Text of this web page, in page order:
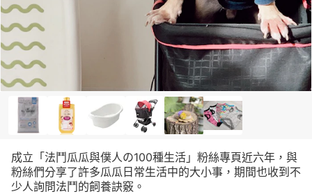
成立「法鬥瓜瓜與僕人の100種生活」粉絲專頁近六年，與
粉絲們分享了許多瓜瓜日常生活中的大小事，期間也收到不
少人詢問法鬥的飼養訣竅。